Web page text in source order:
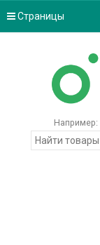
Страницы
Например: